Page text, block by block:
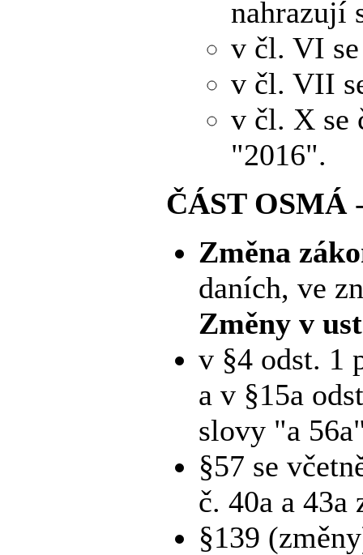
nahrazují
v čl. VI
v čl. VII
v čl. X se
"2016".
ČÁST OSMÁ
Změna
daních, ve
Změny v
v §4 odst. 1
a v §15a
slovy "a
§57 se
č. 40a a 43a
§139